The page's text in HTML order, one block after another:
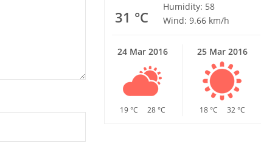
31 °C
Humidity: 58
Wind: 9.66 km/h
24 Mar 2016
19 °C 28 °C
25 Mar 2016
18 °C 32 °C